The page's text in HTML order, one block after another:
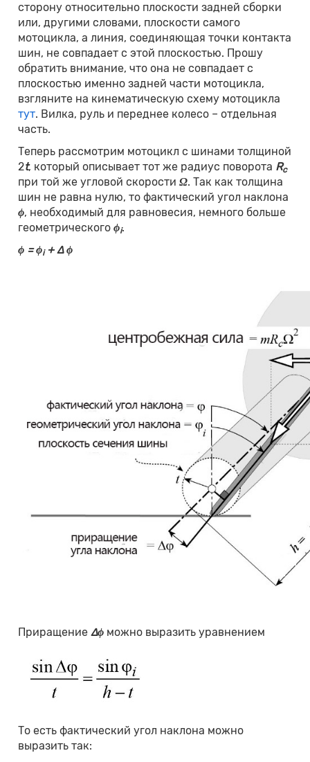
сторону относительно плоскости задней сборки
или, другими словами, плоскости самого
мотоцикла, а линия, соединяющая точки контакта
шин, не совпадает с этой плоскостью. Прошу
обратить внимание, что она не совпадает с
плоскостью именно задней части мотоцикла,
взгляните на кинематическую схему мотоцикла
тут. Вилка, руль и переднее колесо – отдельная
часть.
Теперь рассмотрим мотоцикл с шинами толщиной
2t, который описывает тот же радиус поворота Rc
при той же угловой скоростиΩ. Так как толщина
шин не равна нулю, то фактический угол наклона
ϕ, необходимый для равновесия, немного больше
геометрическогоϕi.
ϕ = ϕi+ ∆ ϕ
Приращение∆ϕ можно выразить уравнением
То есть фактический угол наклона можно
выразить так: